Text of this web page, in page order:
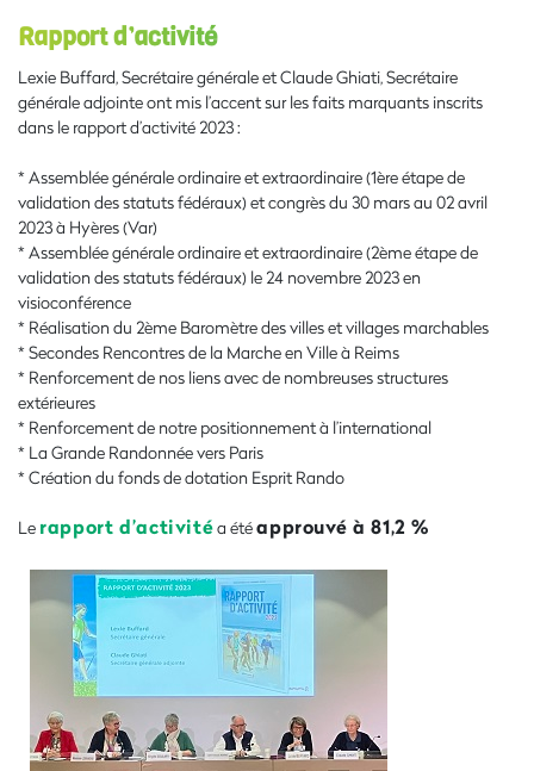
Rapport d’activité
Lexie Buffard, Secrétaire générale et Claude Ghiati, Secrétaire
générale adjointe ont mis l’accent sur les faits marquants inscrits
dans le rapport d’activité 2023 :
* Assemblée générale ordinaire et extraordinaire (1ère étape de
validation des statuts fédéraux) et congrès du 30 mars au 02 avril
2023 à Hyères (Var)
* Assemblée générale ordinaire et extraordinaire (2ème étape de
validation des statuts fédéraux) le 24 novembre 2023 en
visioconférence
* Réalisation du 2ème Baromètre des villes et villages marchables
* Secondes Rencontres de la Marche en Ville à Reims
* Renforcement de nos liens avec de nombreuses structures
extérieures
* Renforcement de notre positionnement à l’international
* La Grande Randonnée vers Paris
* Création du fonds de dotation Esprit Rando
Le rapport d’activitéa étéapprouvé à 81,2 %